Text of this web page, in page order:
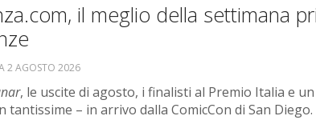
il meglio della settimana
2 AGOSTO 2026
, le uscite di agosto, i finalisti al Premio Italia e
tantissime – in arrivo dalla ComicCon di San Diego.